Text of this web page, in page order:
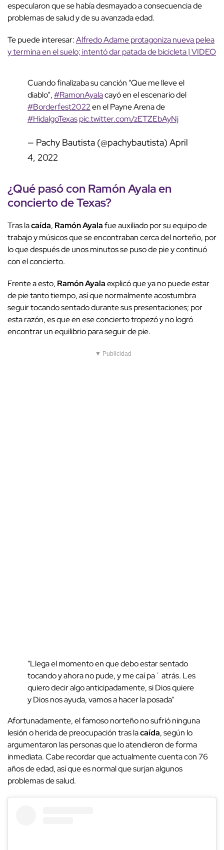
especularon que se había desmayado a consecuencia de
problemas de salud y de su avanzada edad.
Te puede interesar:Alfredo Adame protagoniza nueva pelea
y termina en el suelo; intentó dar patada de bicicleta | VIDEO
Cuando finalizaba su canción "Que me lleve el
diablo",#RamonAyalacayó en el escenario del
#Borderfest2022en el Payne Arena de
#HidalgoTexaspic.twitter.com/zETZEbAyNj
— Pachy Bautista (@pachybautista) April
4, 2022
¿Qué pasó con Ramón Ayala en
concierto de Texas?
Tras lacaída, Ramón Ayalafue auxiliado por su equipo de
trabajo y músicos que se encontraban cerca del norteño, por
lo que después de unos minutos se puso de pie y continuó
con el concierto.
Frente a esto, Ramón Ayalaexplicó que ya no puede estar
de pie tanto tiempo, así que normalmente acostumbra
seguir tocando sentado durante sus presentaciones; por
esta razón, es que en ese concierto tropezó y no logró
encontrar un equilibrio para seguir de pie.
▼ Publicidad
"Llega el momento en que debo estar sentado
tocando y ahora no pude, y me caí pa´ atrás. Les
quiero decir algo anticipadamente, si Dios quiere
y Dios nos ayuda, vamos a hacer la posada"
Afortunadamente, el famoso norteño no sufrió ninguna
lesión o herida de preocupación tras lacaída, según lo
argumentaron las personas que lo atendieron de forma
inmediata. Cabe recordar que actualmente cuenta con 76
años de edad, así que es normal que surjan algunos
problemas de salud.